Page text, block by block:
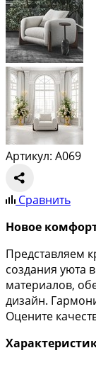
Артикул: A069
Сравнить
Новое
Представляем
создания уюта
материалов,
дизайн.
Оцените